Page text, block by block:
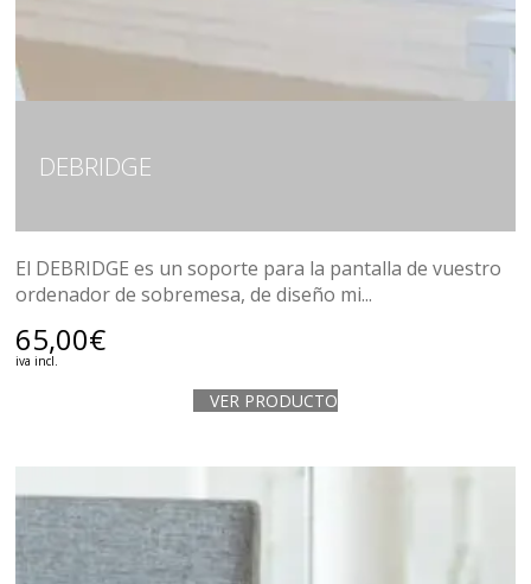
DEBRIDGE
El DEBRIDGE es un soporte para la pantalla de vuestro
ordenador de sobremesa, de diseño mi...
65,00€
iva incl.
VER PRODUCTO